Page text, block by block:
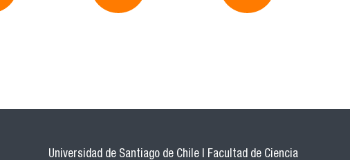
Universidad de Santiago de Chile | Facultad de Ciencia